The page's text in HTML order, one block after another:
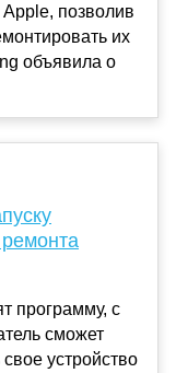
позволив
их
объявила о
программу, с
сможет
устройство